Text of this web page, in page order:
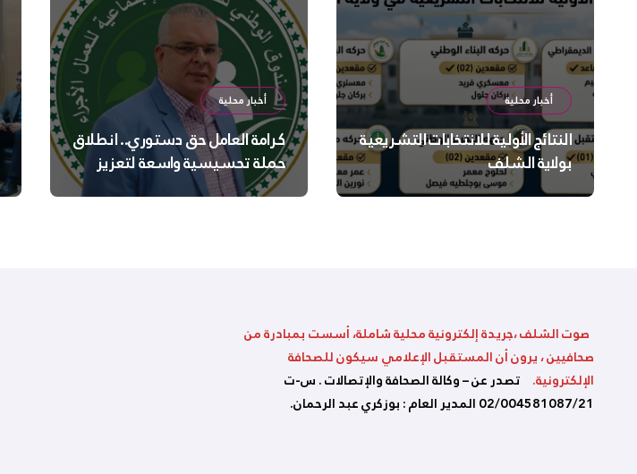
أخبار محلية
النتائج الأولية للانتخابات التشريعية
بولاية الشلف
أخبار محلية
كرامة العامل حق دستوري.. انطلاق
حملة تحسيسية واسعة لتعزيز
السلامة الجسدية والنفسية
صوت الشلف ،جريدة إلكترونية محلية شاملة، أسست بمبادرة من
صحافيين ، يرون أن المستقبل الإعلامي سيكون للصحافة
الإلكترونية. تصدر عن – وكالة الصحافة والإتصالات . س-ت
02/004581087/21 المدير العام : بوزكري عبد الرحمان.